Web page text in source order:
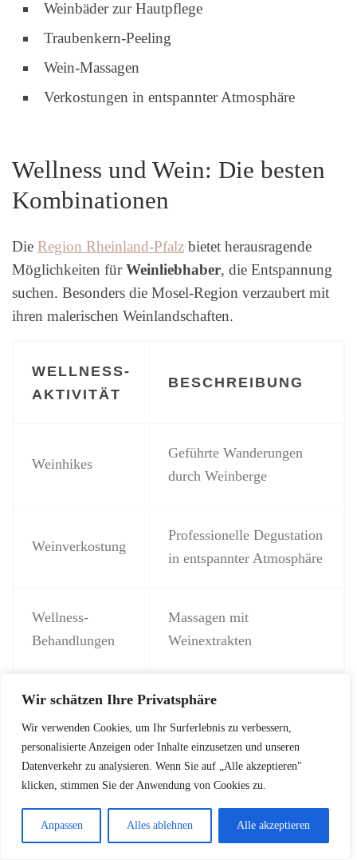
Wir schätzen Ihre Privatsphäre
Wir verwenden Cookies, um Ihr Surferlebnis zu verbessern,
personalisierte Anzeigen oder Inhalte einzusetzen und unseren
Datenverkehr zu analysieren. Wenn Sie auf „Alle akzeptieren"
klicken, stimmen Sie der Anwendung von Cookies zu.
Anpassen Alles ablehnen Alle akzeptieren
Weinbäder zur Hautpflege
Traubenkern-Peeling
Wein-Massagen
Verkostungen in entspannter Atmosphäre
Wellness und Wein: Die besten
Kombinationen
Die Region Rheinland-Pfalz bietet herausragende
Möglichkeiten fürWeinliebhaber, die Entspannung
suchen. Besonders die Mosel-Region verzaubert mit
ihren malerischen Weinlandschaften.
WELLNESS-
AKTIVITÄT
BESCHREIBUNG
Weinhikes
Geführte Wanderungen
durch Weinberge
Weinverkostung
Professionelle Degustation
in entspannter Atmosphäre
Wellness-
Behandlungen
Massagen mit
Weinextrakten
Der Genuss von Wein kann nicht nur geschmacklich,
sondern auch als Erlebnis zur Entspannung
beitragen.